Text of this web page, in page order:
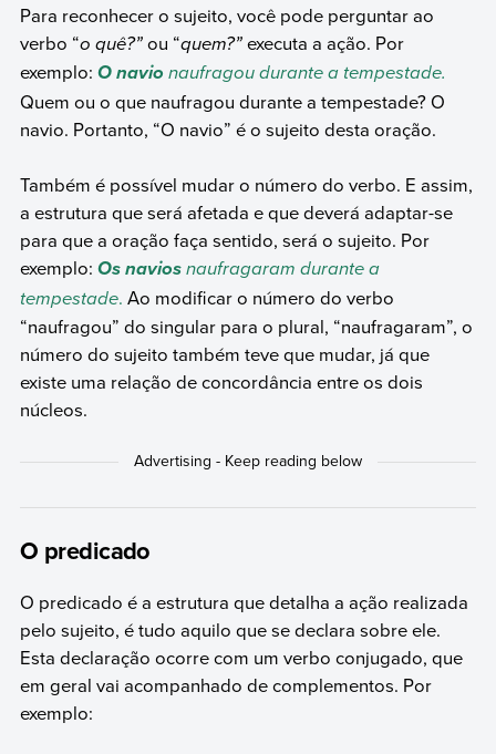
Para reconhecer o sujeito, você pode perguntar ao
verbo “o quê?”ou “quem?”executa a ação. Por
exemplo: O navio naufragou durante a tempestade.
Quem ou o que naufragou durante a tempestade? O
navio. Portanto, “O navio” é o sujeito desta oração.
Também é possível mudar o número do verbo. E assim,
a estrutura que será afetada e que deverá adaptar-se
para que a oração faça sentido, será o sujeito. Por
exemplo: Os naviosnaufragaram durante a
tempestade. Ao modificar o número do verbo
“naufragou” do singular para o plural, “naufragaram”, o
número do sujeito também teve que mudar, já que
existe uma relação de concordância entre os dois
núcleos.
O predicado
O predicado é a estrutura que detalha a ação realizada
pelo sujeito, é tudo aquilo que se declara sobre ele.
Esta declaração ocorre com um verbo conjugado, que
em geral vai acompanhado de complementos. Por
exemplo: